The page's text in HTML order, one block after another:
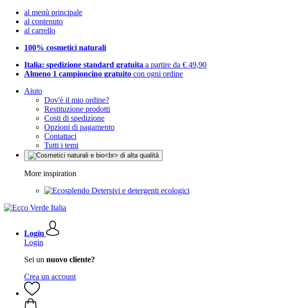
al menù principale
al contenuto
al carrello
100% cosmetici naturali
Italia: spedizione standard gratuita a partire da € 49,90
Almeno 1 campioncino gratuito con ogni ordine
Aiuto
Dov'è il mio ordine?
Restituzione prodotti
Costi di spedizione
Opzioni di pagamento
Contattaci
Tutti i temi
More inspiration
Detersivi e detergenti ecologici
Login
Login
Sei un nuovo cliente?
Crea un account